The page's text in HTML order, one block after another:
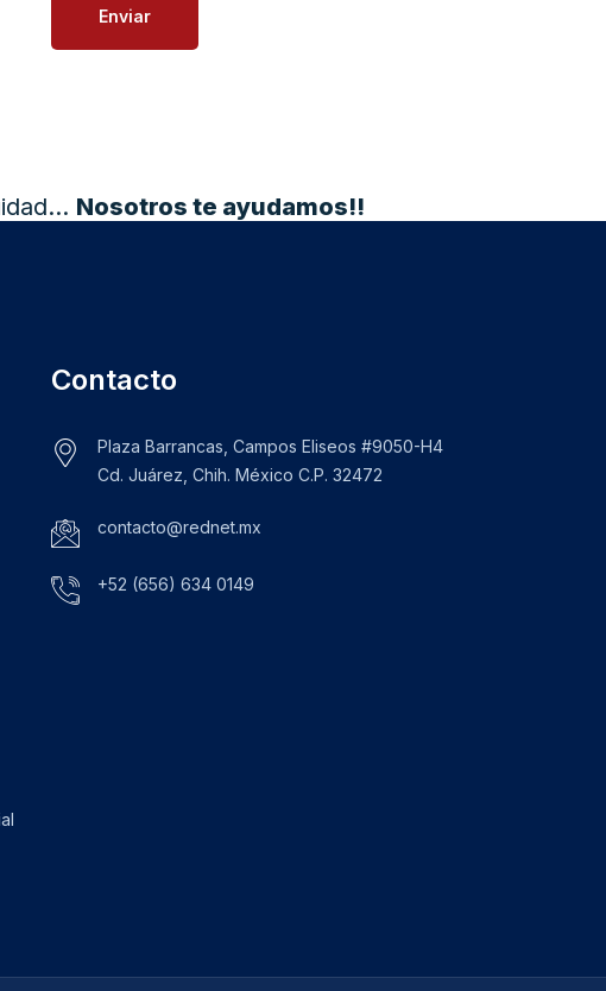
Enviar
Nosotros te ayudamos!!
Contacto
Plaza Barrancas, Campos Eliseos #9050-H4
Cd. Juárez, Chih. México C.P. 32472
contacto@rednet.mx
+52 (656) 634 0149